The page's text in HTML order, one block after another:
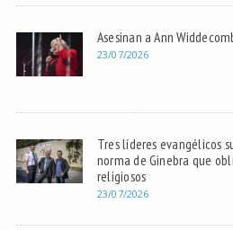
Asesinan a Ann
23/07/2026
Tres líderes evangélicos
norma de Ginebra que
religiosos
23/07/2026